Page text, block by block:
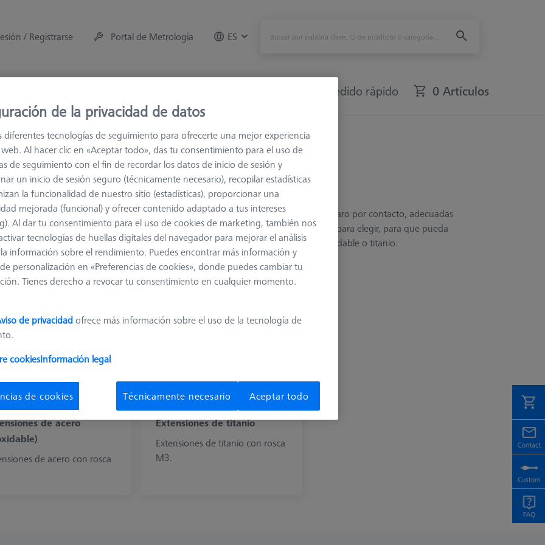
/ Registrarse Portal de Metrología ES
máquina Pedido rápido 0 Artículos
M3
las extensiones de palpador con rosca M3 para sistemas de sonda de disparo por contacto, adecuadas
RST y para sistemas de este estándar de otros fabricantes. Hay ocho longitudes para elegir, para que pueda
su tarea de medición sin concesiones. Las extensiones están hechas de acero inoxidable o titanio.
información sobre M3
de acero
de acero con rosca
Extensiones de titanio
Extensiones de titanio con rosca
M3.
de la privacidad de datos
diferentes tecnologías de seguimiento para ofrecerte una mejor experiencia
Al hacer clic en «Aceptar todo», das tu consentimiento para el uso de
de seguimiento con el fin de recordar los datos de inicio de sesión y
un inicio de sesión seguro (técnicamente necesario), recopilar estadísticas
la funcionalidad de nuestro sitio (estadísticas), proporcionar una
mejorada (funcional) y ofrecer contenido adaptado a tus intereses
Al dar tu consentimiento para el uso de cookies de marketing, también nos
tecnologías de huellas digitales del navegador para mejorar el análisis
información sobre el rendimiento. Puedes encontrar más información y
personalización en «Preferencias de cookies», donde puedes cambiar tu
Tienes derecho a revocar tu consentimiento en cualquier momento.
de privacidadofrece más información sobre el uso de la tecnología de
cookiesInformación legal
de cookies Técnicamente necesario Aceptar todo